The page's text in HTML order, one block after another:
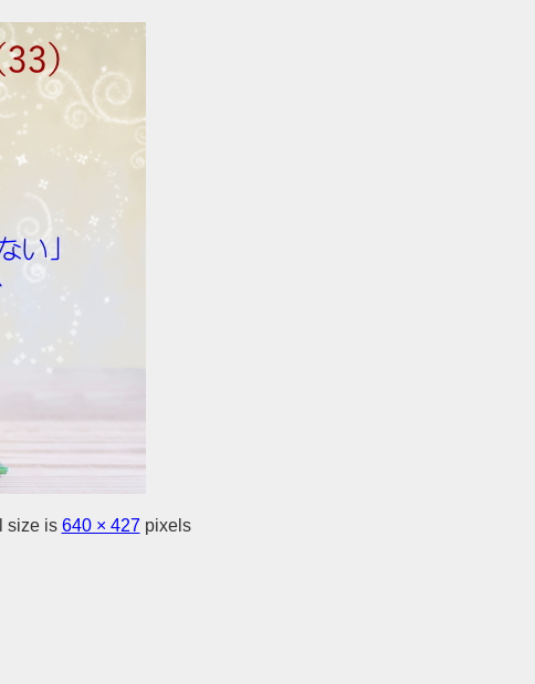
size is 640 × 427 pixels